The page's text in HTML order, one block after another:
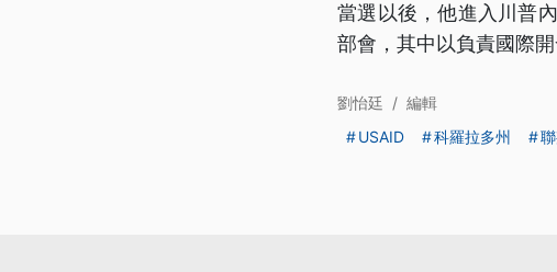
當選以後，他進入川普
部會，其中以負責國際
劉怡廷 / 編輯
USAID
科羅拉多州